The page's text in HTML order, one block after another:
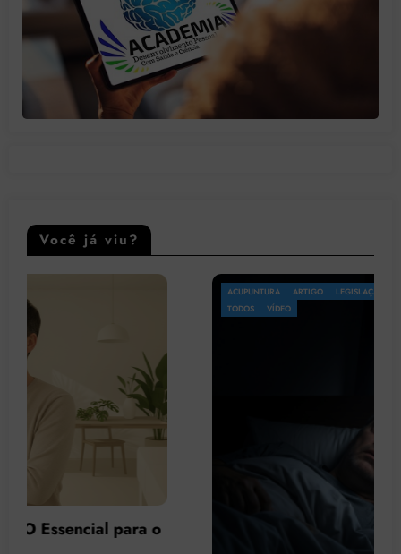
Você já viu?
OMS PATOLOGIA
PSICOLOGIA